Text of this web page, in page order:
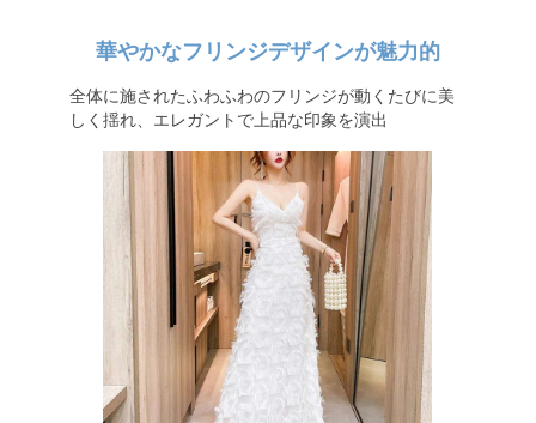
華やかなフリンジデザインが魅力的
全体に施されたふわふわのフリンジが動くたびに美
しく揺れ、エレガントで上品な印象を演出